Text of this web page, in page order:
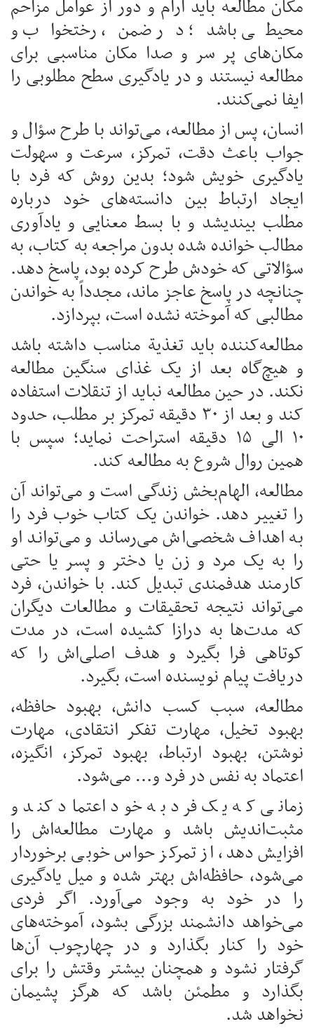
مکان مطالعه باید آرام و دور از عوامل مزاحم
محیطی باشد؛ در ضمن، رختخواب و
مکان‌های پر سر و صدا مکان مناسبی برای
مطالعه نیستند و در یادگیری سطح مطلوبی را
ایفا نمی‌کنند.
انسان، پس از مطالعه، می‌تواند با طرح سؤال و
جواب باعث دقت، تمرکز، سرعت و سهولت
یادگیری خویش شود؛ بدین روش که فرد با
ایجاد ارتباط بین دانسته‌های خود درباره
مطلب بينديشد و با بسط معنایی و یادآوری
مطالب خوانده شده بدون مراجعه به کتاب، به
سؤالاتی که خودش طرح کرده بود، پاسخ دهد.
چنانچه در پاسخ عاجز ماند، مجدداً به خواندن
مطالبی که آموخته نشده است، بپردازد.
مطالعه‌کننده باید تغذية مناسب داشته باشد
و هیچ‌گاه بعد از یک غذای سنگین مطالعه
نکند. در حین مطالعه نباید از تنقلات استفاده
کند و بعد از ۳۰ دقیقه تمرکز بر مطلب، حدود
۱۰ الی ۱۵ دقیقه استراحت نمايد؛ سپس با
همین روال شروع به مطالعه کند.
مطالعه، الهام‌بخش زندگی است و می‌تواند آن
را تغییر دهد. خواندن یک کتاب خوب فرد را
به اهداف شخصی‌اش می‌رساند و می‌تواند او
را به یک مرد و زن یا دختر و پسر یا حتی
کارمند هدفمندی تبدیل کند. با خواندن، فرد
می‌تواند نتیجه تحقيقات و مطالعات دیگران
که مدت‌ها به درازا کشیده است، در مدت
کوتاهی فرا بگیرد و هدف اصلی‌اش را که
دریافت پیام نویسنده است، بگیرد.
مطالعه، سبب کسب دانش، بهبود حافظه،
بهبود تخیل، مهارت تفکر انتقادی، مهارت
نوشتن، بهبود ارتباط، بهبود تمرکز، انگیزه،
اعتماد به نفس در فرد و… می‌شود.
زمانی که یک فرد به خود اعتماد کند و
مثبت‌اندیش باشد و مهارت مطالعه‌اش را
افزایش دهد، از تمرکز حواس خوبی برخوردار
می‌شود، حافظه‌اش بهتر شده و میل یادگیری
را در خود به وجود می‌آورد. اگر فردی
می‌خواهد دانشمند بزرگی بشود، آموخته‌های
خود را کنار بگذارد و در چهارچوب آن‌ها
گرفتار نشود و همچنان بیشتر وقتش را برای
بگذارد و مطمئن باشد که هرگز پشیمان
نخواهد شد.